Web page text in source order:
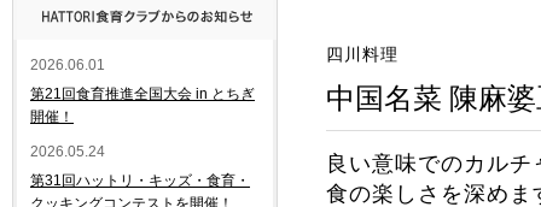
四川料理
中国名菜 陳麻
良い意味でのカル
食の楽しさを深めま
2026.06.01
第21回食育推進全国大会 in とちぎ
開催！
2026.05.24
第31回ハットリ・キッズ・食育・
クッキングコンテストを開催！